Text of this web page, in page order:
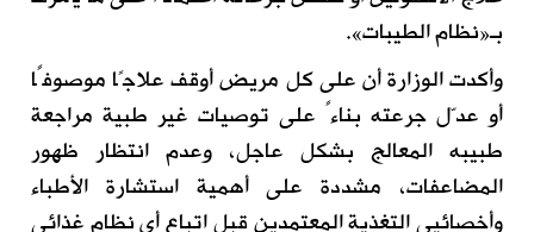
بـ«نظام الطيبات».
وأكدت الوزارة أن على كل مريض أوقف علاجًا موصوفًا
أو عدّل جرعته بناءً على توصيات غير طبية مراجعة
طبيبه المعالج بشكل عاجل، وعدم انتظار ظهور
المضاعفات، مشددة على أهمية استشارة الأطباء
وأخصائيي التغذية المعتمدين قبل اتباع أي نظام غذائي